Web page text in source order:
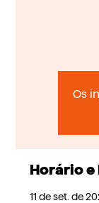
Os
Horário e
11 de set. de